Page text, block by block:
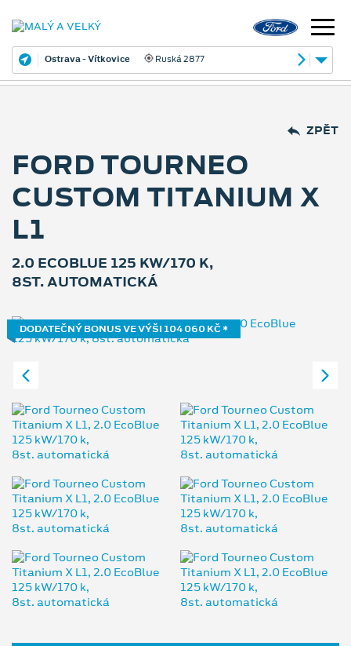
Ostrava - Vítkovice Ruská 2877
ZPĚT
FORD TOURNEO
CUSTOM TITANIUM X
L1
2.0 ECOBLUE 125 KW/170 K,
8ST. AUTOMATICKÁ
DODATEČNÝ BONUS VE VÝŠI 104 060 KČ *